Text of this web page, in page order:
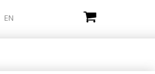
EN